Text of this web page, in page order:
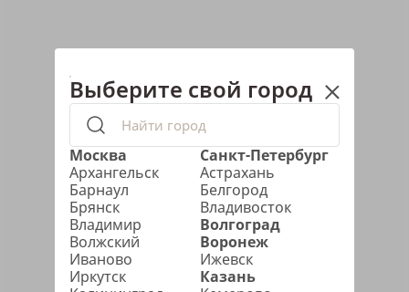
Выберите свой город
Москва
Санкт-Петербург
Архангельск
Астрахань
Барнаул
Белгород
Брянск
Владивосток
Владимир
Волгоград
Волжский
Воронеж
Иваново
Ижевск
Иркутск
Казань